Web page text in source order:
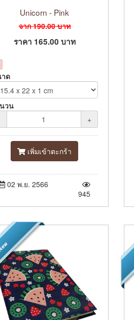
Unicorn - Pink
จาก190.00บาท
ราคา 165.00 บาท
ด
วน
+
เพิ่มเข้าตะกร้า
02 พ.ย. 2566
945